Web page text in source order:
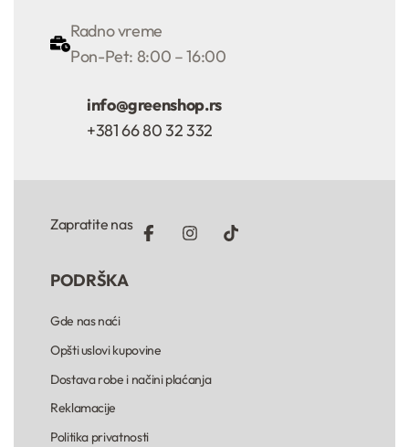
Radno vreme
Pon-Pet: 8:00 – 16:00
info@greenshop.rs
+381 66 80 32 332
Zapratite nas
PODRŠKA
Gde nas naći
Opšti uslovi kupovine
Dostava robe i načini plaćanja
Reklamacije
Politika privatnosti